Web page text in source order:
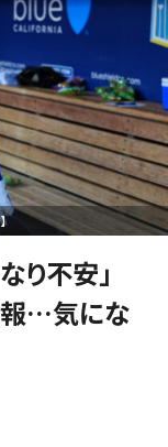
り不安」
報…気にな